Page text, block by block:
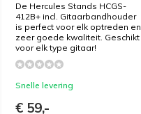
De Hercules Stands HCGS-
412B+ incl. Gitaarbandhouder
is perfect voor elk optreden en
zeer goede kwaliteit. Geschikt
voor elk type gitaar!
Snelle levering
€ 59,-